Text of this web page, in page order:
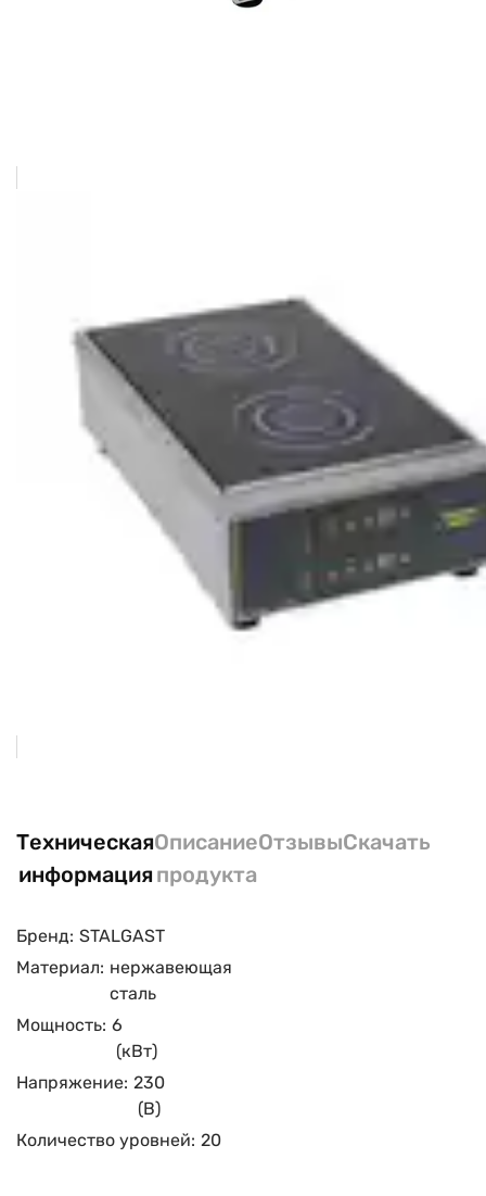
Техническая
информация
Описание
продукта
ОтзывыСкачать
Бренд: STALGAST
Материал: нержавеющая
сталь
Мощность: 6
(кВт)
Напряжение: 230
(В)
Количество уровней: 20